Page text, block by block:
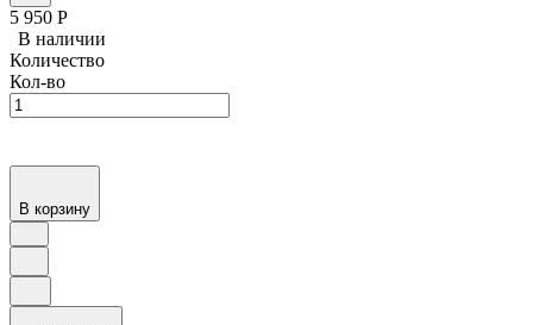
5 950 Р
В наличии
Количество
Кол-во
В корзину